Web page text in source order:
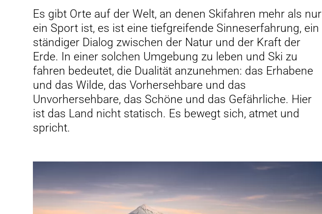
DOWNLOADS
Es gibt Orte auf der Welt, an denen Skifahren mehr als nur
ein Sport ist, es ist eine tiefgreifende Sinneserfahrung, ein
ständiger Dialog zwischen der Natur und der Kraft der
Erde. In einer solchen Umgebung zu leben und Ski zu
fahren bedeutet, die Dualität anzunehmen: das Erhabene
und das Wilde, das Vorhersehbare und das
Unvorhersehbare, das Schöne und das Gefährliche. Hier
ist das Land nicht statisch. Es bewegt sich, atmet und
spricht.